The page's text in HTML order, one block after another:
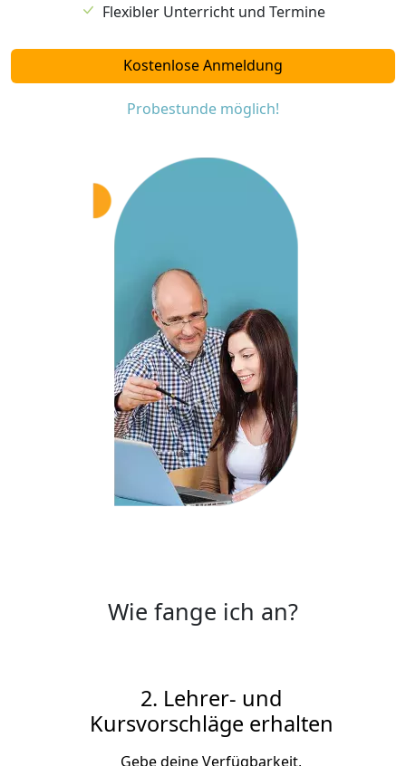
Flexibler Unterricht und Termine
Kostenlose Anmeldung
Probestunde möglich!
Wie fange ich an?
2. Lehrer- und
Kursvorschläge erhalten
Gebe deine Verfügbarkeit,